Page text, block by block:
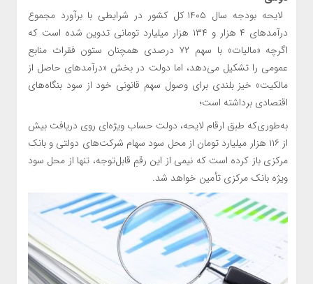
لایحه بودجه سال ۱۴۰۵ کل کشور در شرایطی با برآورد مجموع
درآمدهای ۴ هزار و ۱۳۴ هزار میلیارد تومانی تدوین شده است که
اگرچه «مالیات» با سهم ۷۲ درصدی همچنان ستون فقرات منابع
عمومی را تشکیل می‌دهد، اما دولت در بخش «درآمدهای حاصل از
مالکیت» خیز بلندی برای وصول سهم قانونی خود از سود بنگاه‌های
اقتصادی برداشته است؛
به‌طوری‌که طبق ارقام لایحه، دولت حساب ویژه‌ای روی دریافت بیش
از ۱۱۶ هزار میلیارد تومان از محل سود سهام شرکت‌های دولتی و بانک
مرکزی باز کرده است که نیمی از این رقمِ قابل‌توجه، تنها از محل سود
ویژه بانک مرکزی تأمین خواهد شد.